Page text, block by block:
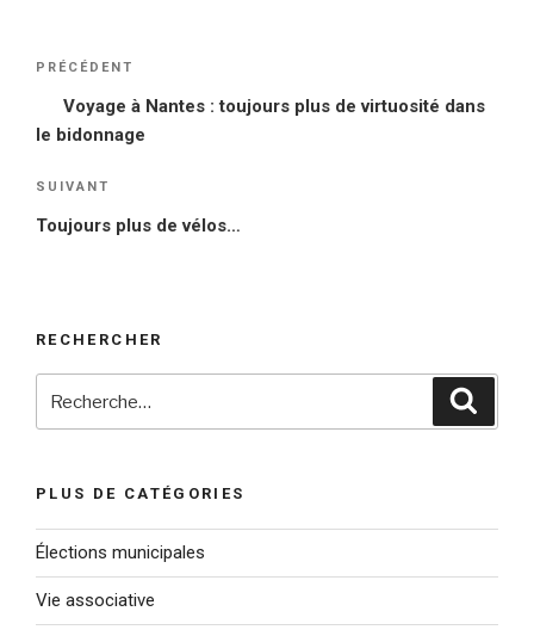
Navigation
l’article
Article
précédent
PRÉCÉDENT
Voyage à Nantes : toujours plus de virtuosité dans
le bidonnage
Article
suivant
SUIVANT
Toujours plus de vélos…
RECHERCHER
PLUS DE CATÉGORIES
Élections municipales
Vie associative